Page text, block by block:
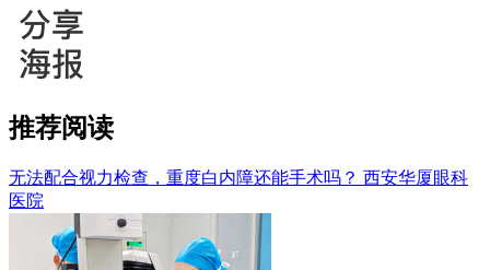
推荐阅读
无法配合视力检查，重度白内障还能手术吗？ 西安华厦眼科
医院